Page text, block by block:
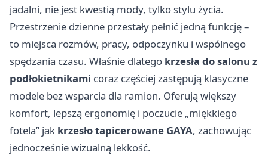
jadalni, nie jest kwestią mody, tylko stylu życia.
Przestrzenie dzienne przestały pełnić jedną funkcję –
to miejsca rozmów, pracy, odpoczynku i wspólnego
spędzania czasu. Właśnie dlatego krzesła do salonu z
podłokietnikami coraz częściej zastępują klasyczne
modele bez wsparcia dla ramion. Oferują większy
komfort, lepszą ergonomię i poczucie „miękkiego
fotela” jak krzesło tapicerowane GAYA, zachowując
jednocześnie wizualną lekkość.